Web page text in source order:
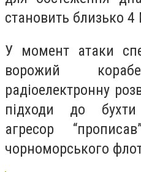
становить близько 4
У момент атаки
ворожий
радіоелектронну
підходи до
агресор
чорноморського